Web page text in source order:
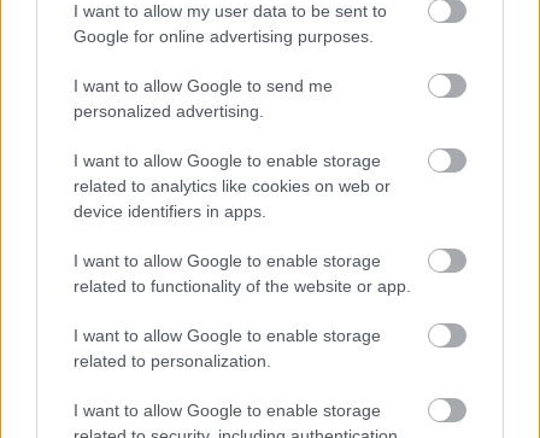
I want to allow my user data to be sent to
Google for online advertising purposes.
I want to allow Google to send me
personalized advertising.
I want to allow Google to enable storage
related to analytics like cookies on web or
device identifiers in apps.
I want to allow Google to enable storage
related to functionality of the website or app.
I want to allow Google to enable storage
related to personalization.
I want to allow Google to enable storage